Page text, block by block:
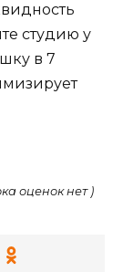
студию у
в 7
оценок нет )